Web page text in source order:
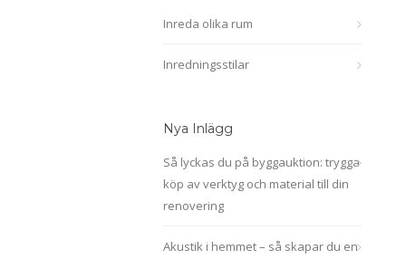
Inreda olika rum
Inredningsstilar
Nya Inlägg
Så lyckas du på byggauktion: trygga
köp av verktyg och material till din
renovering
Akustik i hemmet – så skapar du en